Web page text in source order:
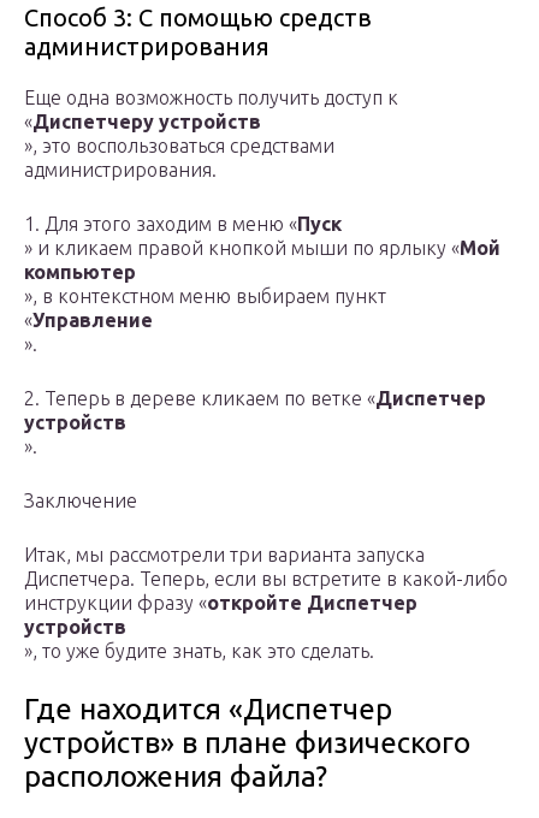
Способ 3: С помощью средств
администрирования
Еще одна возможность получить доступ к
«Диспетчеру устройств
», это воспользоваться средствами
администрирования.
1. Для этого заходим в меню «Пуск
» и кликаем правой кнопкой мыши по ярлыку «Мой
компьютер
», в контекстном меню выбираем пункт
«Управление
».
2. Теперь в дереве кликаем по ветке «Диспетчер
устройств
».
Заключение
Итак, мы рассмотрели три варианта запуска
Диспетчера. Теперь, если вы встретите в какой-либо
инструкции фразу «откройте Диспетчер
устройств
», то уже будите знать, как это сделать.
Где находится «Диспетчер
устройств» в плане физического
расположения файла?